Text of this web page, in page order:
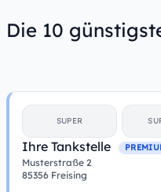
Die 10
SUPER
Ihre Tankstelle
Musterstraße 2
85356 Freising